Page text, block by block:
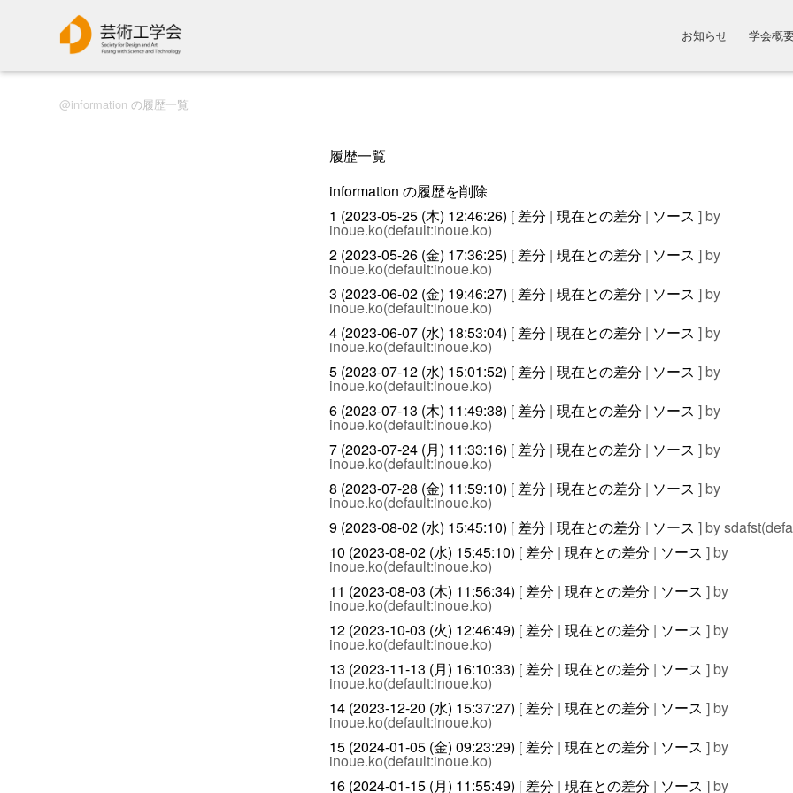
information の履歴一覧
お知らせ 学会概
履歴一覧
information の履歴を削除
1 (2023-05-25 (木) 12:46:26) [ 差分 | 現在との差分 | ソース ] by
inoue.ko(default:inoue.ko)
2 (2023-05-26 (金) 17:36:25) [ 差分 | 現在との差分 | ソース ] by
inoue.ko(default:inoue.ko)
3 (2023-06-02 (金) 19:46:27) [ 差分 | 現在との差分 | ソース ] by
inoue.ko(default:inoue.ko)
4 (2023-06-07 (水) 18:53:04) [ 差分 | 現在との差分 | ソース ] by
inoue.ko(default:inoue.ko)
5 (2023-07-12 (水) 15:01:52) [ 差分 | 現在との差分 | ソース ] by
inoue.ko(default:inoue.ko)
6 (2023-07-13 (木) 11:49:38) [ 差分 | 現在との差分 | ソース ] by
inoue.ko(default:inoue.ko)
7 (2023-07-24 (月) 11:33:16) [ 差分 | 現在との差分 | ソース ] by
inoue.ko(default:inoue.ko)
8 (2023-07-28 (金) 11:59:10) [ 差分 | 現在との差分 | ソース ] by
inoue.ko(default:inoue.ko)
9 (2023-08-02 (水) 15:45:10) [ 差分 | 現在との差分 | ソース ] by
10 (2023-08-02 (水) 15:45:10) [ 差分 | 現在との差分 | ソース ] by
inoue.ko(default:inoue.ko)
11 (2023-08-03 (木) 11:56:34) [ 差分 | 現在との差分 | ソース ] by
inoue.ko(default:inoue.ko)
12 (2023-10-03 (火) 12:46:49) [ 差分 | 現在との差分 | ソース ] by
inoue.ko(default:inoue.ko)
13 (2023-11-13 (月) 16:10:33) [ 差分 | 現在との差分 | ソース ] by
inoue.ko(default:inoue.ko)
14 (2023-12-20 (水) 15:37:27) [ 差分 | 現在との差分 | ソース ] by
inoue.ko(default:inoue.ko)
15 (2024-01-05 (金) 09:23:29) [ 差分 | 現在との差分 | ソース ] by
inoue.ko(default:inoue.ko)
16 (2024-01-15 (月) 11:55:49) [ 差分 | 現在との差分 | ソース ] by